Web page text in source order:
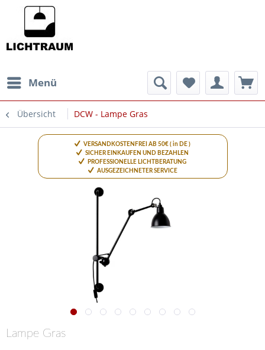
Menü
Übersicht DCW - Lampe Gras
VERSANDKOSTENFREI AB 50€ ( in DE )
SICHER EINKAUFEN UND BEZAHLEN
PROFESSIONELLE LICHTBERATUNG
AUSGEZEICHNETER SERVICE
Lampe Gras